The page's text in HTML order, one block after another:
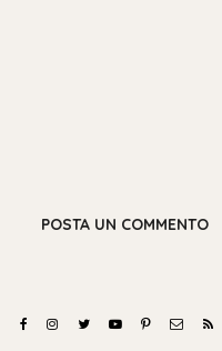
POSTA UN COMMENTO